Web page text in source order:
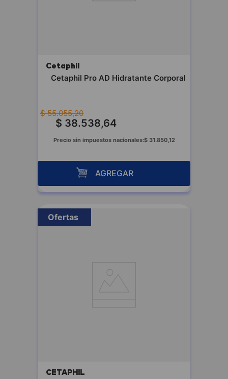
Cetaphil
Cetaphil Pro AD Hidratante Corporal
$ 55.055,20
$ 38.538,64
Precio sin impuestos nacionales:$ 31.850,12
AGREGAR
Ofertas
CETAPHIL